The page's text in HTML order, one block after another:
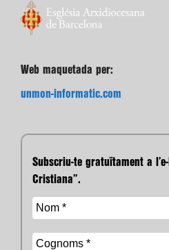
Web maquetada per:
unmon-informatic.com
Subscriu-te gratuïtament a
Cristiana”.